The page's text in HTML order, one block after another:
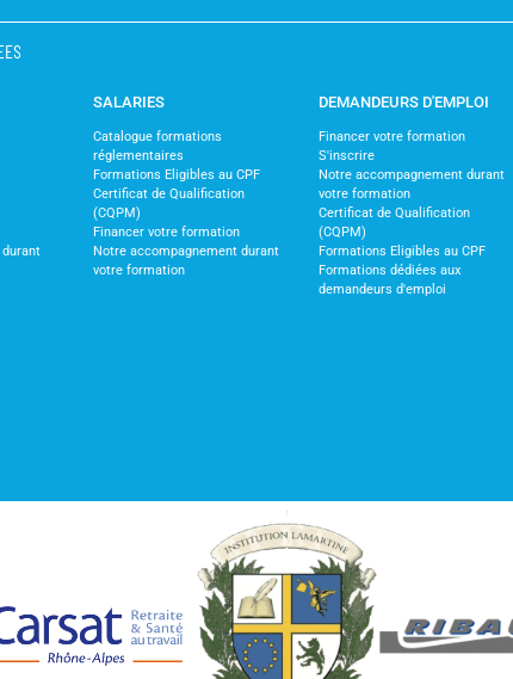
SALARIES
Catalogue formations
réglementaires
Formations Eligibles au CPF
Certificat de Qualification
(CQPM)
Financer votre formation
Notre accompagnement durant
votre formation
DEMANDEURS D'EMPLOI
Financer votre formation
S'inscrire
Notre accompagnement durant
votre formation
Certificat de Qualification
(CQPM)
Formations Eligibles au CPF
Formations dédiées aux
demandeurs d'emploi